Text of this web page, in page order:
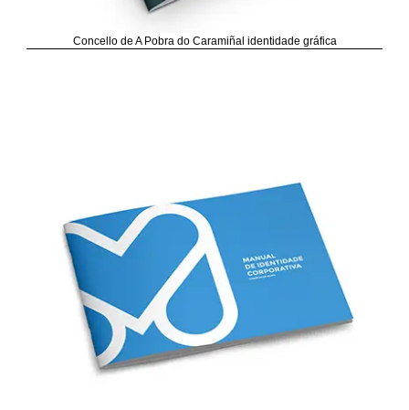
Concello de A Pobra do Caramiñal identidade gráfica